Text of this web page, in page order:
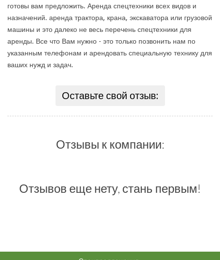
готовы вам предложить. Аренда спецтехники всех видов и
назначений. аренда трактора, крана, экскаватора или грузовой
машины и это далеко не весь перечень спецтехники для
аренды. Все что Вам нужно - это только позвонить нам по
указанным телефонам и арендовать специальную технику для
ваших нужд и задач.
Оставьте свой отзыв:
Отзывы к компании:
Отзывов еще нету, стань первым!